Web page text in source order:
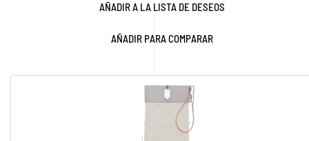
AÑADIR A LA LISTA DE DESEOS
AÑADIR PARA COMPARAR